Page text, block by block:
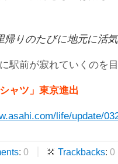
帰りのたびに地元に活
駅前が寂れていくのを
シャツ」東京進出
life/update/
: 0 Trackbacks: 0